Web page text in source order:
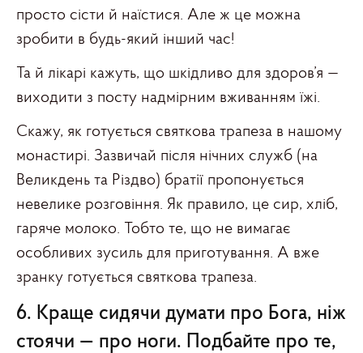
просто сісти й наїстися. Але ж це можна
зробити в будь-який інший час!
Та й лікарі кажуть, що шкідливо для здоров’я —
виходити з посту надмірним вживанням їжі.
Скажу, як готується святкова трапеза в нашому
монастирі. Зазвичай після нічних служб (на
Великдень та Різдво) братії пропонується
невелике розговіння. Як правило, це сир, хліб,
гаряче молоко. Тобто те, що не вимагає
особливих зусиль для приготування. А вже
зранку готується святкова трапеза.
6. Краще сидячи думати про Бога, ніж
стоячи — про ноги. Подбайте про те,